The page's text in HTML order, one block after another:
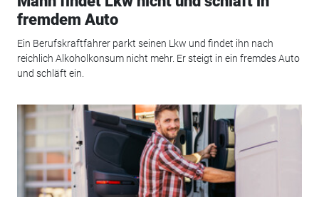
fremdem Auto
Ein Berufskraftfahrer parkt seinen Lkw und findet ihn nach
reichlich Alkoholkonsum nicht mehr. Er steigt in ein fremdes Auto
und schläft ein.